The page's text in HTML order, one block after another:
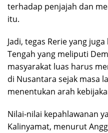
terhadap penjajah dan
itu.
Jadi, tegas Rerie yang
Tengah yang meliputi
masyarakat luas harus
di Nusantara sejak masa
menentukan arah
Nilai-nilai kepahlawanan
Kalinyamat, menurut